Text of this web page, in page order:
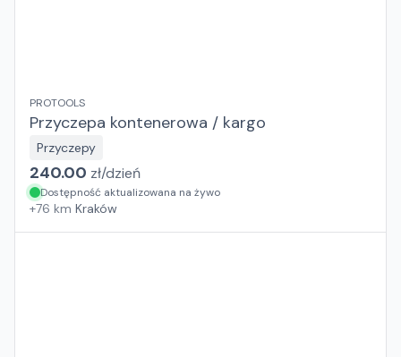
PROTOOLS
Przyczepa kontenerowa / kargo
Przyczepy
240.00 zł/dzień
Dostępność aktualizowana na żywo
+76 km Kraków